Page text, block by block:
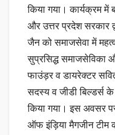
किया गया। कार्यक्रम में
और उत्तर प्रदेश सरकार
जैन को समाजसेवा में
सुप्रसिद्ध समाजसेविका
फाउंड़र व डायरेक्टर
सदस्य व जीडी बिल्डर्स के
किया गया। इस अवसर
ऑफ इंड़िया मैगजीन टीम